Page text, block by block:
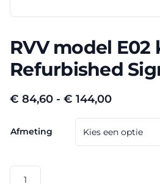
RVV model E02
Refurbished
€ 84,60 - € 144,00
€ 84,60
tot
€ 144,00
Afmeting